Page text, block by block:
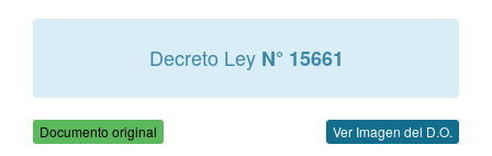
Decreto Ley N° 15661
Documento original Ver Imagen del D.O.